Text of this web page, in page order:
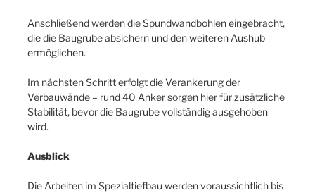
Anschließend werden die Spundwandbohlen eingebracht,
die die Baugrube absichern und den weiteren Aushub
ermöglichen.
Im nächsten Schritt erfolgt die Verankerung der
Verbauwände – rund 40 Anker sorgen hier für zusätzliche
Stabilität, bevor die Baugrube vollständig ausgehoben
wird.
Ausblick
Die Arbeiten im Spezialtiefbau werden voraussichtlich bis